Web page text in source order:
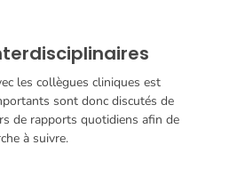
les collègues cliniques est
sont donc discutés de
de rapports quotidiens afin de
à suivre.